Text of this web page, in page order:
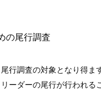
の尾行調査
行調査の対象となり得ま
ーダーの尾行が行われる